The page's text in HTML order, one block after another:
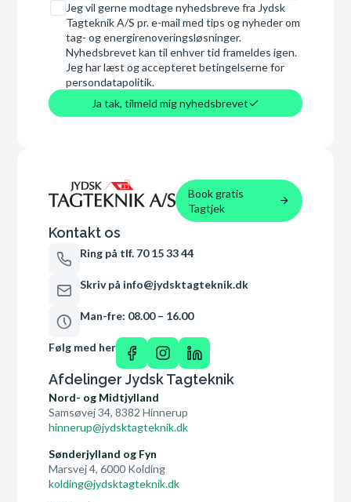
Samtykke
Jeg vil gerne modtage nyhedsbreve fra Jydsk
Tagteknik A/S pr. e-mail med tips og nyheder om
tag- og energirenoveringsløsninger.
Nyhedsbrevet kan til enhver tid frameldes igen.
Jeg har læst og accepteret betingelserne for
persondatapolitik.
Ja tak, tilmeld mig nyhedsbrevet
Book gratis
Tagtjek
Kontakt os
Ring på tlf. 70 15 33 44
Skriv på info@jydsktagteknik.dk
Man-fre: 08.00 – 16.00
Følg med her
Afdelinger Jydsk Tagteknik
Nord- og Midtjylland
Samsøvej 34, 8382 Hinnerup
hinnerup@jydsktagteknik.dk
Sønderjylland og Fyn
Marsvej 4, 6000 Kolding
kolding@jydsktagteknik.dk